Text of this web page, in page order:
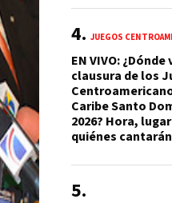
EN VIVO: ¿Dónde
clausura de los
Caribe Santo
2026? Hora,
quiénes cantarán